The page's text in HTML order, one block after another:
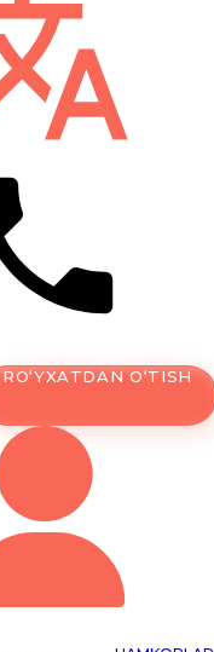
RO‘YXATDAN O‘TISH